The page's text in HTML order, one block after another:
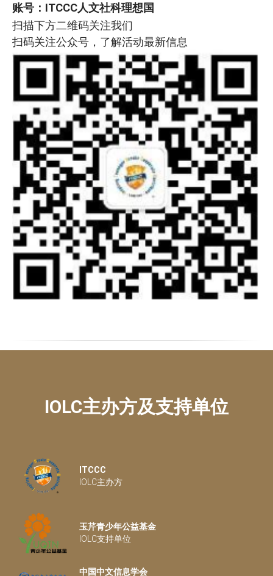
账号：ITCCC人文社科理想国
扫描下方二维码关注我们
扫码关注公众号，了解活动最新信息
IOLC主办方及支持单位
ITCCC
IOLC主办方
玉芹青少年公益基金
IOLC支持单位
中国中文信息学会